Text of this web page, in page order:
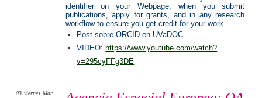
identifier on your Webpage, when you submit
publications, apply for grants, and in any research
workflow to ensure you get credit for your work.
Post sobre ORCID en UVaDOC
VIDEO: https://www.youtube.com/watch?
v=295cyFFg3DE
03 viernes Mar